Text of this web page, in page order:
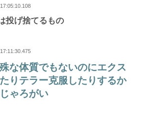
投げ捨てるもの
な体質でもないのにエクス
りテラー克服したりするか
ゃろがい